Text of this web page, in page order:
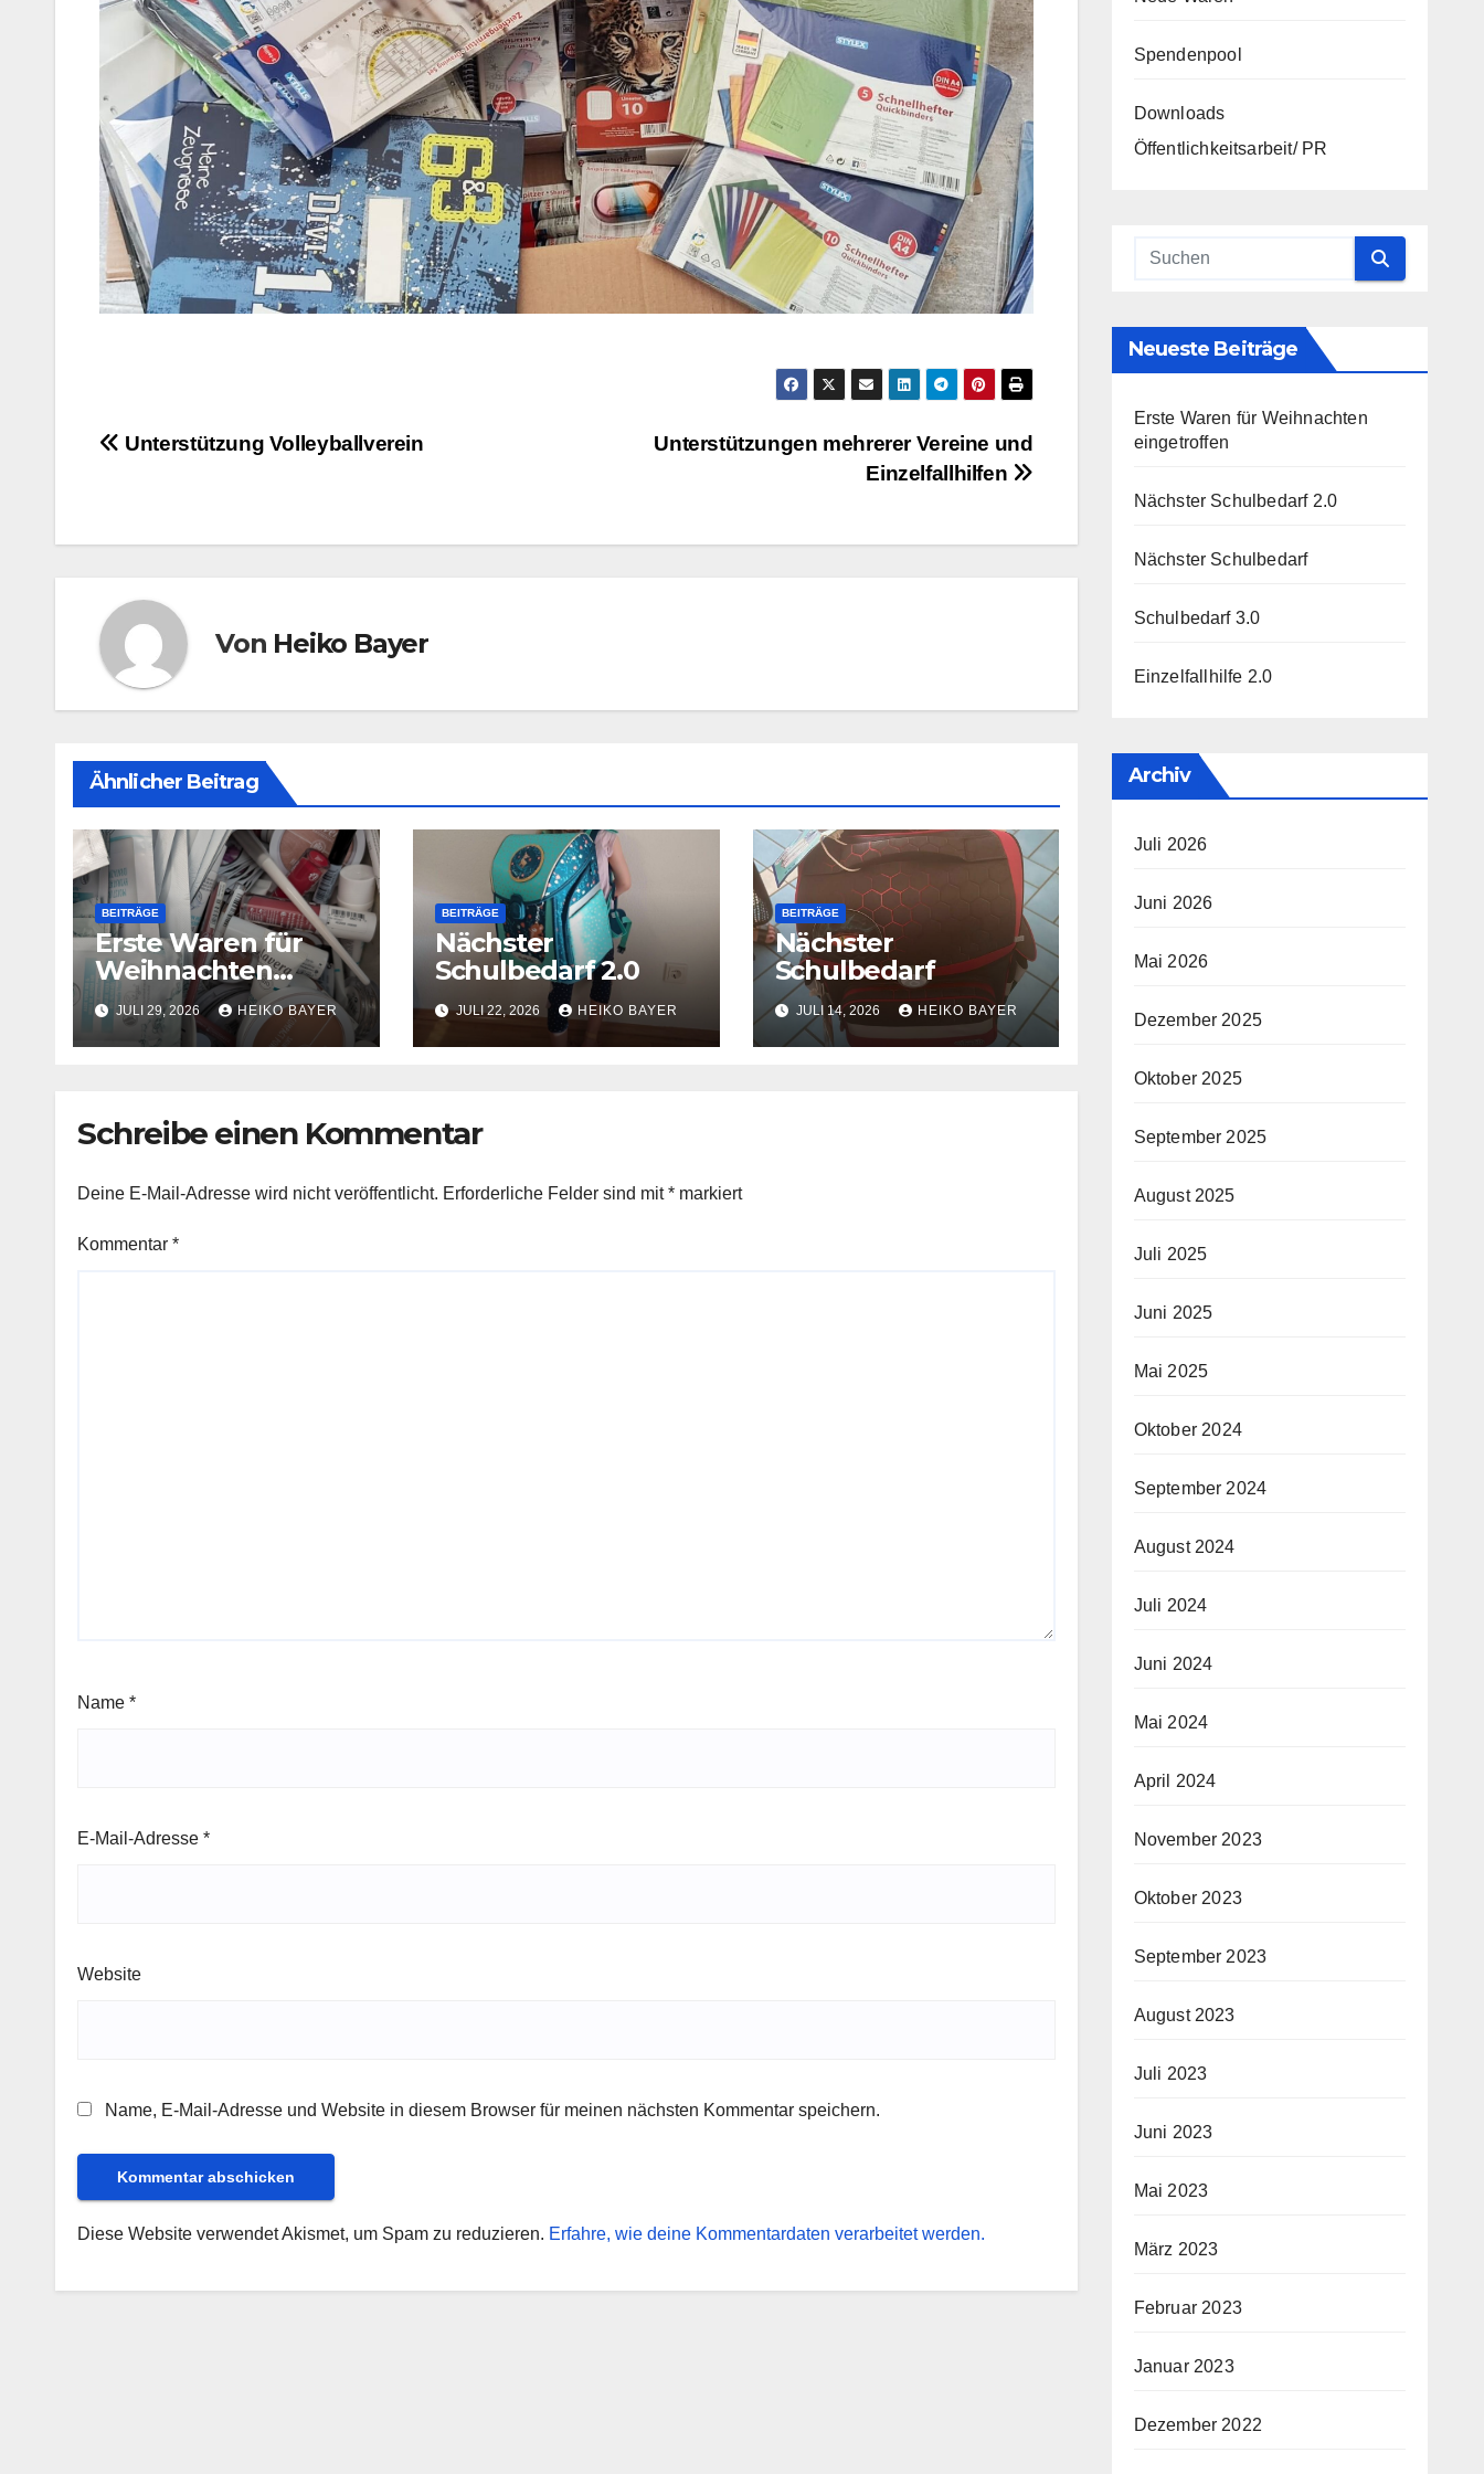
Beitragsnavigation
Unterstützungen mehrerer Vereine und
Einzelfallhilfen
Unterstützung Volleyballverein
Von Heiko Bayer
Ähnlicher Beitrag
BEITRÄGE
Erste Waren für
Weihnachten
eingetroffen
JULI 29, 2026 HEIKO BAYER
BEITRÄGE
Nächster
Schulbedarf 2.0
JULI 22, 2026 HEIKO BAYER
BEITRÄGE
Nächster
Schulbedarf
JULI 14, 2026 HEIKO BAYER
Schreibe einen Kommentar
Deine E-Mail-Adresse wird nicht veröffentlicht. Erforderliche Felder sind mit* markiert
Kommentar *
Name *
E-Mail-Adresse *
Website
Name, E-Mail-Adresse und Website in diesem Browser für meinen nächsten Kommentar speichern.
Diese Website verwendet Akismet, um Spam zu reduzieren. Erfahre, wie deine Kommentardaten verarbeitet werden.
Spendenpool
Downloads
Öffentlichkeitsarbeit/ PR
Neueste Beiträge
Erste Waren für Weihnachten
eingetroffen
Nächster Schulbedarf 2.0
Nächster Schulbedarf
Schulbedarf 3.0
Einzelfallhilfe 2.0
Archiv
Juli 2026
Juni 2026
Mai 2026
Dezember 2025
Oktober 2025
September 2025
August 2025
Juli 2025
Juni 2025
Mai 2025
Oktober 2024
September 2024
August 2024
Juli 2024
Juni 2024
Mai 2024
April 2024
November 2023
Oktober 2023
September 2023
August 2023
Juli 2023
Juni 2023
Mai 2023
März 2023
Februar 2023
Januar 2023
Dezember 2022